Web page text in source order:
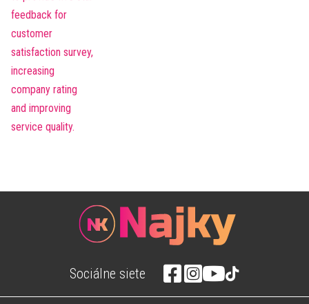
Sociálne siete